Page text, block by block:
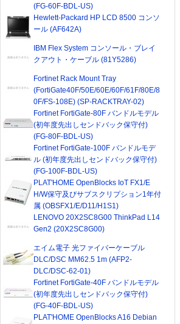
(FG-60F-BDL-US)
Hewlett-Packard HP LCD 8500 コンソ
ール (AF642A)
IBM Flex System コンソール・ブレイ
クアウト・ケーブル (81Y5286)
Fortinet Rack Mount Tray
(FortiGate40F/50E/60E/60F/61F/80E/8
0F/FS-108E) (SP-RACKTRAY-02)
Fortinet FortiGate-80F バンドルモデル
(初年度先出しセンドバック保守付)
(FG-80F-BDL-US)
Fortinet FortiGate-100F バンドルモデ
ル (初年度先出しセンドバック保守付)
(FG-100F-BDL-US)
PLAT'HOME OpenBlocks IoT FX1/E
H/W保守及びサブスクリプション1年付
属 (OBSFX1/E/D11/H1S1)
LENOVO 20X2SC8G00 ThinkPad L14
Gen2 (20X2SC8G00)
エイム電子 光ファイバーケーブル
DLC/DSC MM62.5 1m (AFP2-
DLC/DSC-62-01)
Fortinet FortiGate-40F バンドルモデル
(初年度先出しセンドバック保守付)
(FG-40F-BDL-US)
PLAT'HOME OpenBlocks A16 Debian